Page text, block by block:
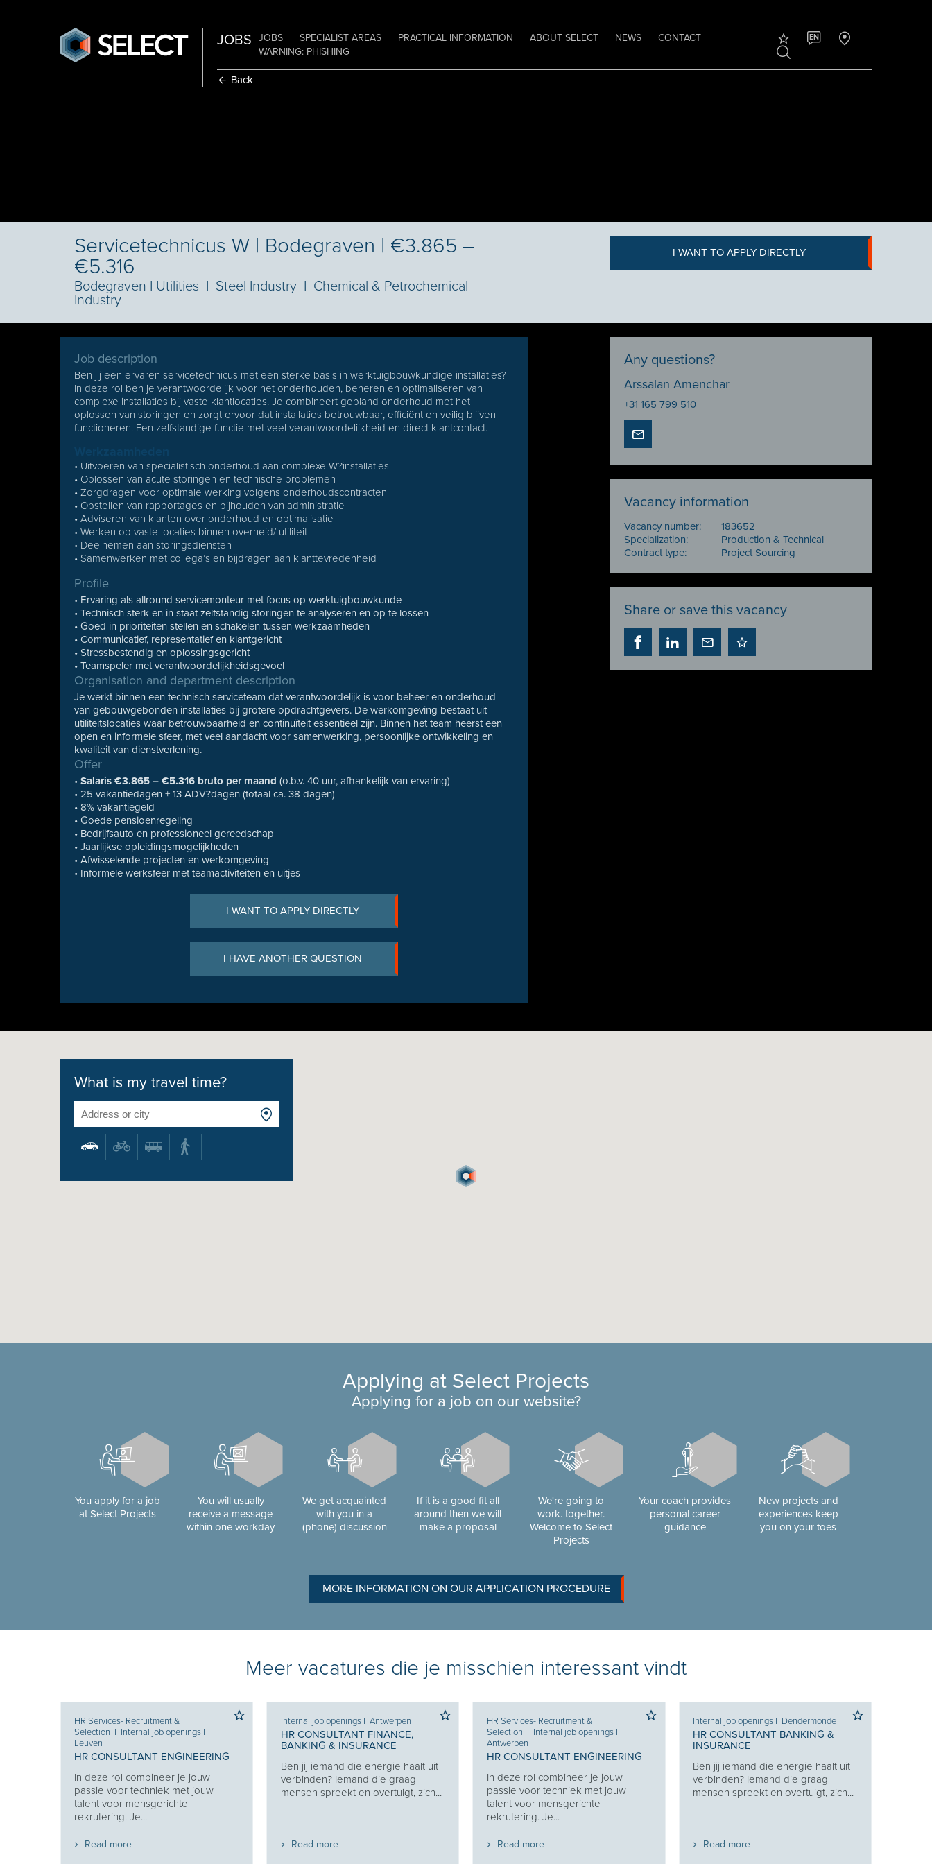
JOBS JOBS SPECIALIST AREAS PRACTICAL INFORMATION ABOUT SELECT NEWS
CONTACT
WARNING: PHISHING
EN
Back
Servicetechnicus W | Bodegraven | €3.865 –
€5.316
Bodegraven I Utilities I Steel Industry I Chemical & Petrochemical
Industry
I WANT TO APPLY DIRECTLY
Job description
Ben jij een ervaren servicetechnicus met een sterke basis in werktuigbouwkundige installaties?
In deze rol ben je verantwoordelijk voor het onderhouden, beheren en optimaliseren van
complexe installaties bij vaste klantlocaties. Je combineert gepland onderhoud met het
oplossen van storingen en zorgt ervoor dat installaties betrouwbaar, efficiënt en veilig blijven
functioneren. Een zelfstandige functie met veel verantwoordelijkheid en direct klantcontact.
• Uitvoeren van specialistisch onderhoud aan complexe W?installaties
• Oplossen van acute storingen en technische problemen
• Zorgdragen voor optimale werking volgens onderhoudscontracten
• Opstellen van rapportages en bijhouden van administratie
• Adviseren van klanten over onderhoud en optimalisatie
• Werken op vaste locaties binnen overheid/ utiliteit
• Deelnemen aan storingsdiensten
• Samenwerken met collega’s en bijdragen aan klanttevredenheid
Profile
• Ervaring als allround servicemonteur met focus op werktuigbouwkunde
• Technisch sterk en in staat zelfstandig storingen te analyseren en op te lossen
• Goed in prioriteiten stellen en schakelen tussen werkzaamheden
• Communicatief, representatief en klantgericht
• Stressbestendig en oplossingsgericht
• Teamspeler met verantwoordelijkheidsgevoel
Organisation and department description
Je werkt binnen een technisch serviceteam dat verantwoordelijk is voor beheer en onderhoud
van gebouwgebonden installaties bij grotere opdrachtgevers. De werkomgeving bestaat uit
utiliteitslocaties waar betrouwbaarheid en continuïteit essentieel zijn. Binnen het team heerst een
open en informele sfeer, met veel aandacht voor samenwerking, persoonlijke ontwikkeling en
kwaliteit van dienstverlening.
Offer
•Salaris €3.865 – €5.316 bruto per maand (o.b.v. 40 uur, afhankelijk van ervaring)
• 25 vakantiedagen + 13 ADV?dagen (totaal ca. 38 dagen)
• 8% vakantiegeld
• Goede pensioenregeling
• Bedrijfsauto en professioneel gereedschap
• Jaarlijkse opleidingsmogelijkheden
• Afwisselende projecten en werkomgeving
• Informele werksfeer met teamactiviteiten en uitjes
I WANT TO APPLY DIRECTLY
I HAVE ANOTHER QUESTION
Any questions?
Arssalan Amenchar
+31 165 799 510
Vacancy information
Vacancy number:
183652
Specialization:
Production & Technical
Contract type:
Project Sourcing
Share or save this vacancy
What is my travel time?
Applying at Select Projects
Applying for a job on our website?
You apply for a job
at Select Projects
You will usually
receive a message
within one workday
We get acquainted
with you in a
(phone) discussion
If it is a good fit all
around then we will
make a proposal
We're going to
work. together.
Welcome to Select
Projects
Your coach provides
personal career
guidance
New projects and
experiences keep
you on your toes
MORE INFORMATION ON OUR APPLICATION PROCEDURE
Meer vacatures die je misschien interessant vindt
HR Services- Recruitment &
Selection I Internal job openings I
Leuven
HR CONSULTANT ENGINEERING
In deze rol combineer je jouw
passie voor techniek met jouw
talent voor mensgerichte
rekrutering. Je...
Read more
Internal job openings I Antwerpen
HR CONSULTANT FINANCE,
BANKING & INSURANCE
Ben jij iemand die energie haalt uit
verbinden? Iemand die graag
mensen spreekt en overtuigt, zich...
Read more
HR Services- Recruitment &
Selection I Internal job openings I
Antwerpen
HR CONSULTANT ENGINEERING
In deze rol combineer je jouw
passie voor techniek met jouw
talent voor mensgerichte
rekrutering. Je...
Read more
Internal job openings I Dendermonde
HR CONSULTANT BANKING &
INSURANCE
Ben jij iemand die energie haalt uit
verbinden? Iemand die graag
mensen spreekt en overtuigt, zich...
Read more